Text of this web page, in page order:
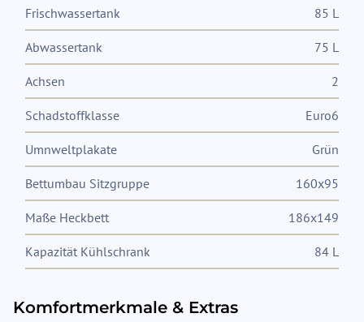
Frischwassertank 85 L
Abwassertank 75 L
Achsen 2
Schadstoffklasse Euro6
Umnweltplakate Grün
Bettumbau Sitzgruppe 160x95
Maße Heckbett 186x149
Kapazität Kühlschrank 84 L
Komfortmerkmale & Extras